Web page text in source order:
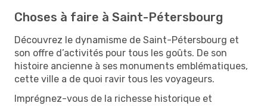
Choses à faire à Saint-Pétersbourg
Découvrez le dynamisme de Saint-Pétersbourg et
son offre d’activités pour tous les goûts. De son
histoire ancienne à ses monuments emblématiques,
cette ville a de quoi ravir tous les voyageurs.
Imprégnez-vous de la richesse historique et